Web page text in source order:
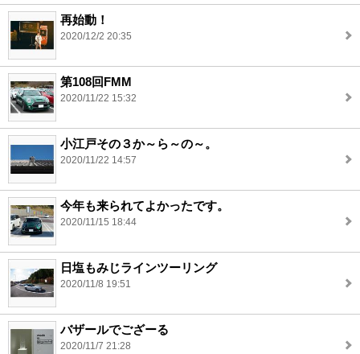
再始動！
2020/12/2 20:35
第108回FMM
2020/11/22 15:32
小江戸その３か～ら～の～。
2020/11/22 14:57
今年も来られてよかったです。
2020/11/15 18:44
日塩もみじラインツーリング
2020/11/8 19:51
バザールでござーる
2020/11/7 21:28